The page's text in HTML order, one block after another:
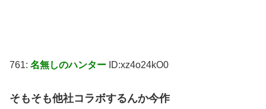
761: 名無しのハンター ID:xz4o24kO0
そもそも他社コラボするんか今作